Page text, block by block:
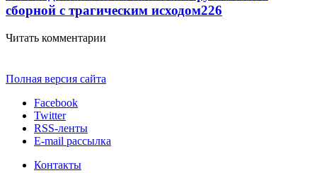
сборной с трагическим исходом226
Читать комментарии
Полная версия сайта
Facebook
Twitter
RSS-ленты
E-mail рассылка
Контакты